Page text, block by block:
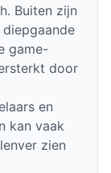
Buiten zijn
game-
door
en
kan vaak
zien